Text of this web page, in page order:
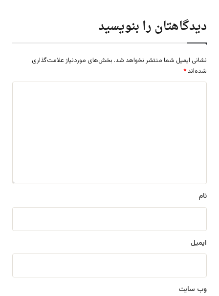
دیدگاهتان را بنویسید
نشانی ایمیل شما منتشر نخواهد شد. بخش‌های موردنیاز علامت‌گذاری
شده‌اند *
نام
ایمیل
وب‌ سایت